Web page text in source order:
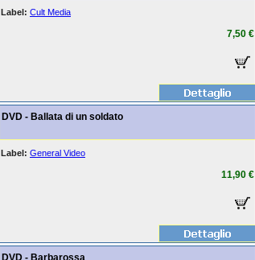
Label: Cult Media
7,50 €
DVD - Ballata di un soldato
Label: General Video
11,90 €
DVD - Barbarossa